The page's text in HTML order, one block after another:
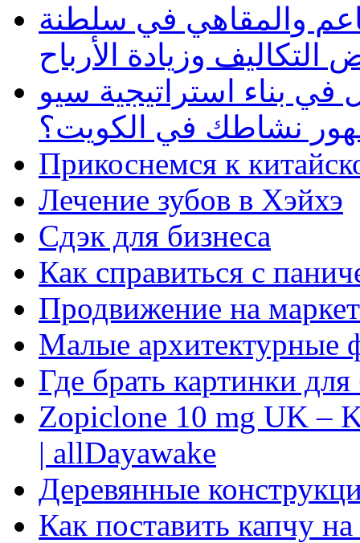
والمقاهي في سلطنة
وزيادة الأرباح
بناء استراتيجية سيو
نشاطك في الكويت؟
Прикоснемся к
Лечение зубов в Хэйхэ
Сдэк для бизнеса
Как справиться с
Продвижение на
Малые архитектурные
Где брать картинки
Zopiclone 10 mg UK –
| allDayawake
Деревянные
Как поставить капчу